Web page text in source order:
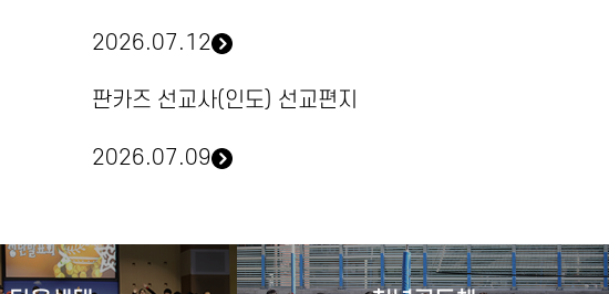
2026.07.12
판카즈 선교사(인도) 선교편지
2026.07.09